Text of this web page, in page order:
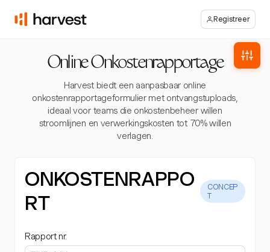
Registreer
Online Onkostenrapportage
Harvest biedt een aanpasbaar online
onkostenrapportageformulier met ontvangstuploads,
ideaal voor teams die onkostenbeheer willen
stroomlijnen en verwerkingskosten tot 70% willen
verlagen.
ONKOSTENRAPPO
RT
CONCEP
T
Rapport nr.